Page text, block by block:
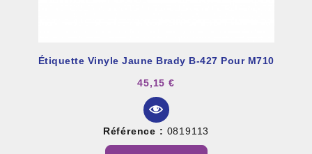
Étiquette Vinyle Jaune Brady B-427 Pour M710
45,15 €
Référence : 0819113